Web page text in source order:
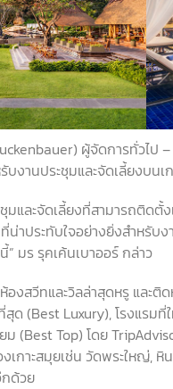
ผู้จัดการทั่วไป –
งานประชุมและจัดเลี้ยงบนเ
และจัดเลี้ยงที่สามารถติดตั้
าประทับใจอย่างยิ่งสำหรับ
” มร รุคเค้นเบาออร์ กล่าว
องสวีทและวิลล่าสุดหรู และ
สุด (Best Luxury),โรงแรม
ม (Best Top) โดย
กาะสมุยเช่น วัดพระใหญ่, หิ
ด้วย